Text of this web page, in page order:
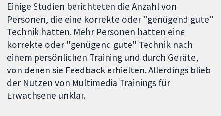
Einige Studien berichteten die Anzahl von
Personen, die eine korrekte oder "genügend gute"
Technik hatten. Mehr Personen hatten eine
korrekte oder "genügend gute" Technik nach
einem persönlichen Training und durch Geräte,
von denen sie Feedback erhielten. Allerdings blieb
der Nutzen von Multimedia Trainings für
Erwachsene unklar.